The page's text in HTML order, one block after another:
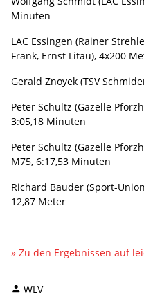
Minuten
LAC Essingen (Rainer
Frank, Ernst Litau), 4x200
Gerald Znoyek (TSV
Peter Schultz (Gazelle
3:05,18 Minuten
Peter Schultz (Gazelle
M75, 6:17,53 Minuten
Richard Bauder (Sport-
12,87 Meter
» Zu den Ergebnissen auf
WLV